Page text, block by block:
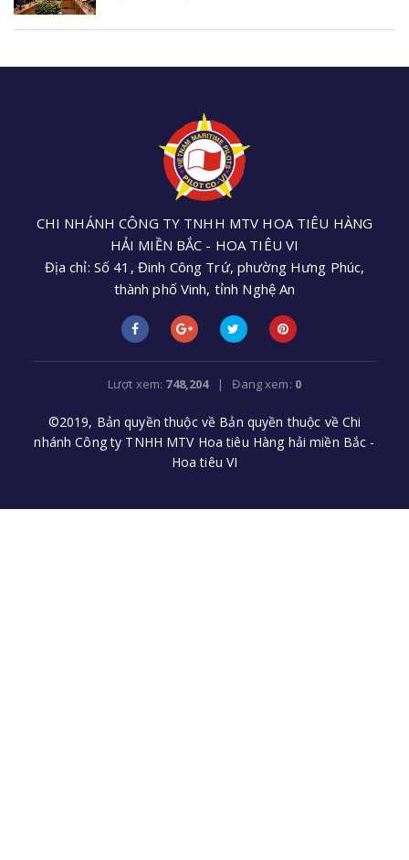
CHI NHÁNH CÔNG TY TNHH MTV HOA TIÊU HÀNG
HẢI MIỀN BẮC - HOA TIÊU VI
Địa chỉ: Số 41, Đinh Công Trứ, phường Hưng Phúc,
thành phố Vinh, tỉnh Nghệ An
Điện thoại: +84 (0238) 3552 305 - Email:
cnhoatieu6@gmail.com
Lượt xem: 748,204| Đang xem: 0
©2019, Bản quyền thuộc về Bản quyền thuộc về Chi
nhánh Công ty TNHH MTV Hoa tiêu Hàng hải miền Bắc -
Hoa tiêu VI